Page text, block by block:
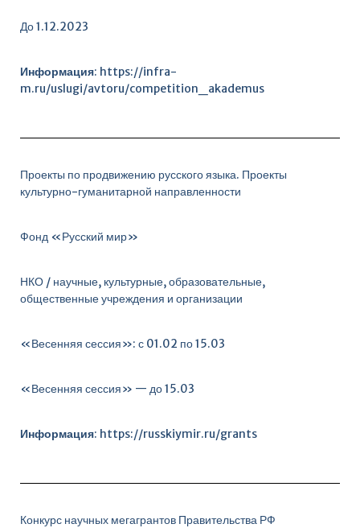
До 1.12.2023
Информация: https://infra-
m.ru/uslugi/avtoru/competition_akademus
Проекты по продвижению русского языка. Проекты
культурно-гуманитарной направленности
Фонд «Русский мир»
НКО / научные, культурные, образовательные,
общественные учреждения и организации
«Весенняя сессия»: с 01.02 по 15.03
«Весенняя сессия» — до 15.03
Информация: https://russkiymir.ru/grants
Конкурс научных мегагрантов Правительства РФ